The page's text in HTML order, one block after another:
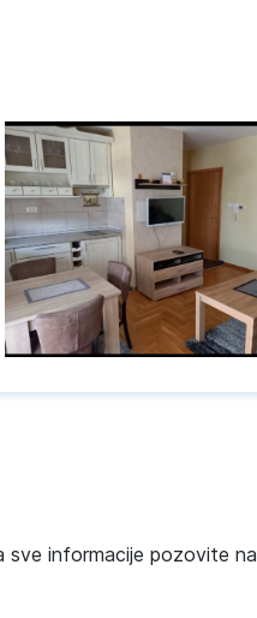
informacije pozovite